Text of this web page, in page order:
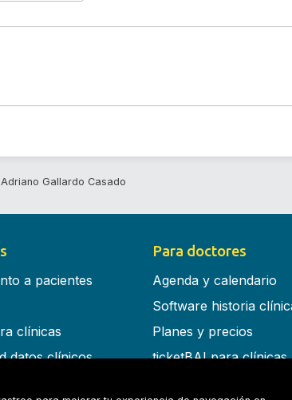
Adriano Gallardo Casado
a pacientes
clínicas
datos clínicos
Para doctores
Agenda y calendario
Software historia
Planes y precios
ticketBAI para clínicas